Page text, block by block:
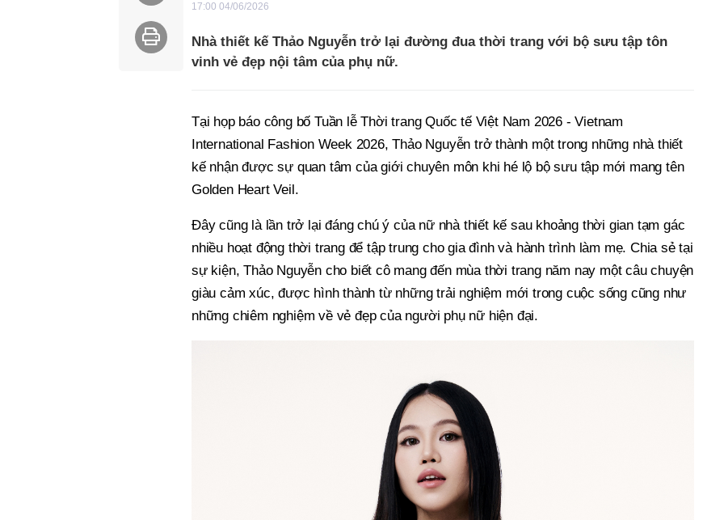
17:00 04/06/2026
Nhà thiết kế Thảo Nguyễn trở lại đường đua thời trang với bộ sưu tập tôn
vinh vẻ đẹp nội tâm của phụ nữ.
Tại họp báo công bố Tuần lễ Thời trang Quốc tế Việt Nam 2026 - Vietnam
International Fashion Week 2026, Thảo Nguyễn trở thành một trong những nhà thiết
kế nhận được sự quan tâm của giới chuyên môn khi hé lộ bộ sưu tập mới mang tên
Golden Heart Veil.
Đây cũng là lần trở lại đáng chú ý của nữ nhà thiết kế sau khoảng thời gian tạm gác
nhiều hoạt động thời trang để tập trung cho gia đình và hành trình làm mẹ. Chia sẻ tại
sự kiện, Thảo Nguyễn cho biết cô mang đến mùa thời trang năm nay một câu chuyện
giàu cảm xúc, được hình thành từ những trải nghiệm mới trong cuộc sống cũng như
những chiêm nghiệm về vẻ đẹp của người phụ nữ hiện đại.